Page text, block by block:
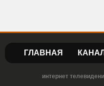
ГЛАВНАЯ
интернет